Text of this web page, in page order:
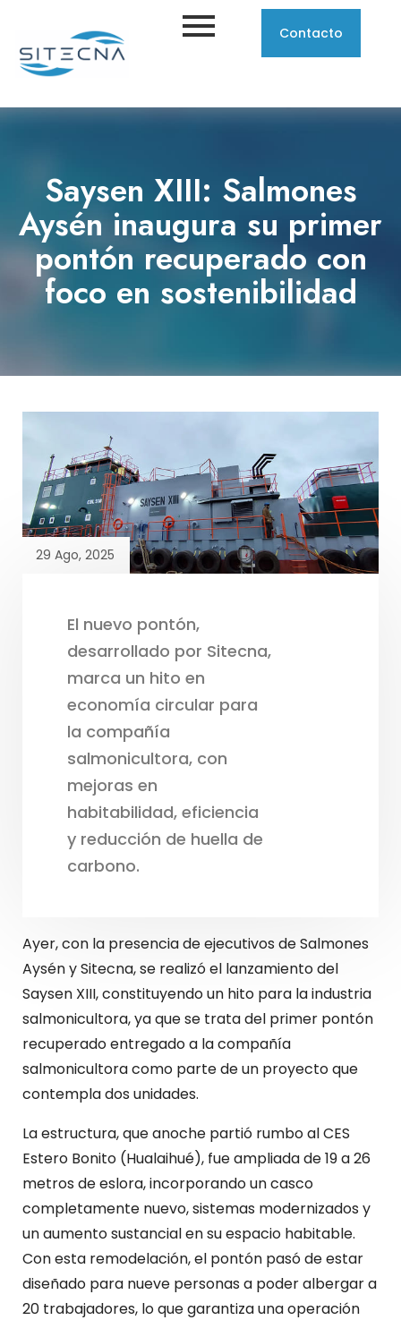
Contacto
Saysen XIII: Salmones
Aysén inaugura su primer
pontón recuperado con
foco en sostenibilidad
29 Ago, 2025
El nuevo pontón,
desarrollado por Sitecna,
marca un hito en
economía circular para
la compañía
salmonicultora, con
mejoras en
habitabilidad, eficiencia
y reducción de huella de
carbono.
Ayer, con la presencia de ejecutivos de Salmones
Aysén y Sitecna, se realizó el lanzamiento del
Saysen XIII, constituyendo un hito para la industria
salmonicultora, ya que se trata del primer pontón
recuperado entregado a la compañía
salmonicultora como parte de un proyecto que
contempla dos unidades.
La estructura, que anoche partió rumbo al CES
Estero Bonito (Hualaihué), fue ampliada de 19 a 26
metros de eslora, incorporando un casco
completamente nuevo, sistemas modernizados y
un aumento sustancial en su espacio habitable.
Con esta remodelación, el pontón pasó de estar
diseñado para nueve personas a poder albergar a
20 trabajadores, lo que garantiza una operación